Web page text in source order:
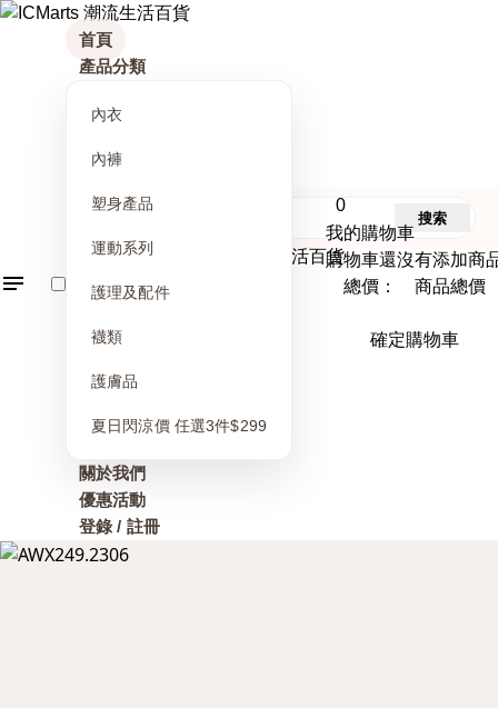
首頁
產品分類
內衣
內褲
塑身產品
運動系列
護理及配件
襪類
護膚品
夏日閃涼價 任選3件$299
關於我們
優惠活動
登錄 / 註冊
0
我的購物車
購物車還沒有添加商
總價： 商品總價
確定購物車
搜索